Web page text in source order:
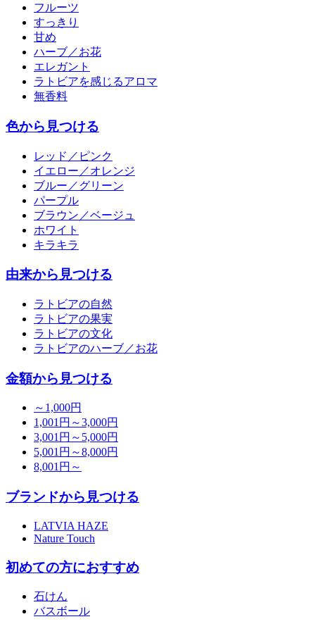
フルーツ
すっきり
甘め
ハーブ／お花
エレガント
ラトビアを感じるアロマ
無香料
色から見つける
レッド／ピンク
イエロー／オレンジ
ブルー／グリーン
パープル
ブラウン／ベージュ
ホワイト
キラキラ
由来から見つける
ラトビアの自然
ラトビアの果実
ラトビアの文化
ラトビアのハーブ／お花
金額から見つける
～1,000円
1,001円～3,000円
3,001円～5,000円
5,001円～8,000円
8,001円～
ブランドから見つける
LATVIA HAZE
Nature Touch
初めての方におすすめ
石けん
バスボール